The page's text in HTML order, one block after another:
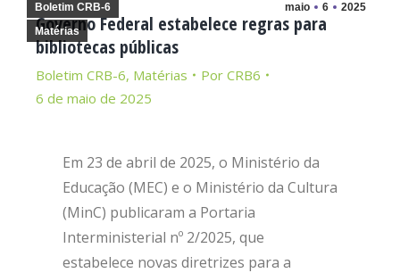
maio 6 2025
Boletim CRB-6
Matérias
Governo Federal estabelece regras para
bibliotecas públicas
Boletim CRB-6, Matérias Por CRB6
6 de maio de 2025
Em 23 de abril de 2025, o Ministério da
Educação (MEC) e o Ministério da Cultura
(MinC) publicaram a Portaria
Interministerial nº 2/2025, que
estabelece novas diretrizes para a